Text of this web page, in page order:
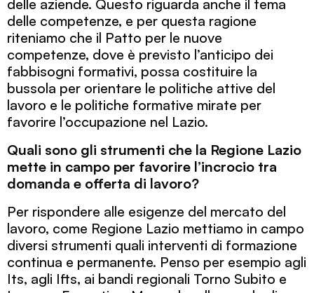
delle aziende. Questo riguarda anche il tema
delle competenze, e per questa ragione
riteniamo che il Patto per le nuove
competenze, dove è previsto l’anticipo dei
fabbisogni formativi, possa costituire la
bussola per orientare le politiche attive del
lavoro e le politiche formative mirate per
favorire l’occupazione nel Lazio.
Quali sono gli strumenti che la Regione Lazio
mette in campo per favorire l’incrocio tra
domanda e offerta di lavoro?
Per rispondere alle esigenze del mercato del
lavoro, come Regione Lazio mettiamo in campo
diversi strumenti quali interventi di formazione
continua e permanente. Penso per esempio agli
Its, agli Ifts, ai bandi regionali Torno Subito e